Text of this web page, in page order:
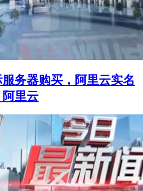
务器购买，阿里云实名
里云